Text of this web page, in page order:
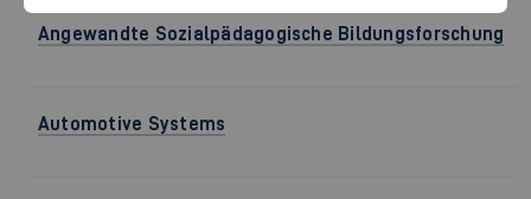
Angewandte Sozialpädagogische Bildungsforschung
Automotive Systems